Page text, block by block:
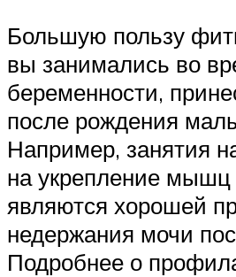
Большую пользу
вы занимались во
беременности,
после рождения
Например, занятия
на укрепление мышц
являются хорошей
недержания мочи
Подробнее о